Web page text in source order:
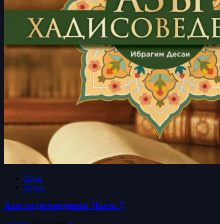
Усуль
Хадис
Азы хадисоведения. Часть 7